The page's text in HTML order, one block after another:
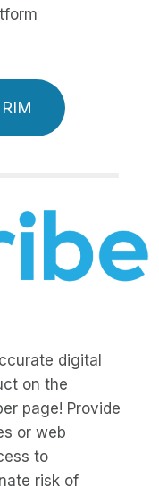
digital
on the
page! Provide
or web
to
risk of